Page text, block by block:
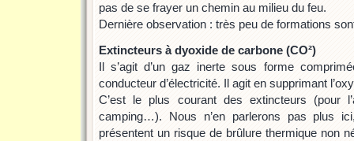
pas de se frayer un chemin au milieu du feu.
Dernière observation : très peu de formations
Extincteurs à dyoxide de carbone (CO²)
Il s’agit d’un gaz inerte sous forme
conducteur d’électricité. Il agit en supprimant
C’est le plus courant des extincteurs (pour
camping…). Nous n’en parlerons pas plus
présentent un risque de brûlure thermique non